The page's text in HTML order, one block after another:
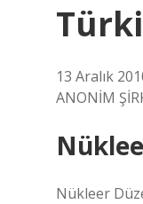
13 Aralık
ANONİM
Nükleer